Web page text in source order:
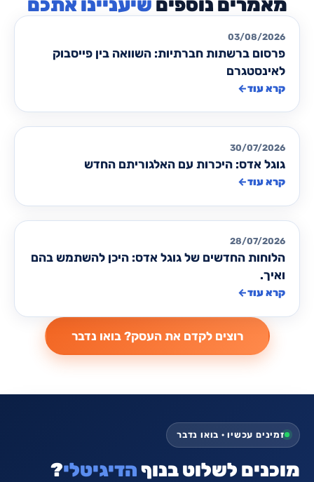
שיעניינו אתכם
מאמרים לקידום ממומן PPC
03/08/2026
פרסום ברשתות חברתיות: השוואה בין פייסבוק
לאינסטגרם
קרא עוד←
מאמרים לקידום ממומן PPC
30/07/2026
גוגל אדס: היכרות עם האלגוריתם החדש
קרא עוד←
מאמרים לקידום ממומן PPC
28/07/2026
הלוחות החדשים של גוגל אדס: היכן להשתמש בהם
ואיך.
קרא עוד←
זמינים עכשיו · בואו נדבר
מוכנים לשלוט בנוףהדיגיטלי?